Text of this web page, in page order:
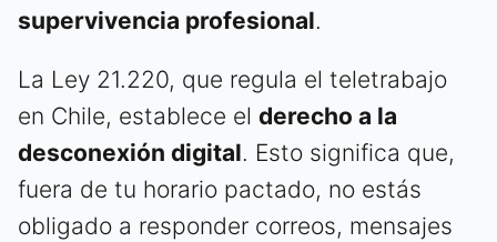
supervivencia profesional.
La Ley 21.220, que regula el teletrabajo
en Chile, establece el derecho a la
desconexión digital. Esto significa que,
fuera de tu horario pactado, no estás
obligado a responder correos, mensajes